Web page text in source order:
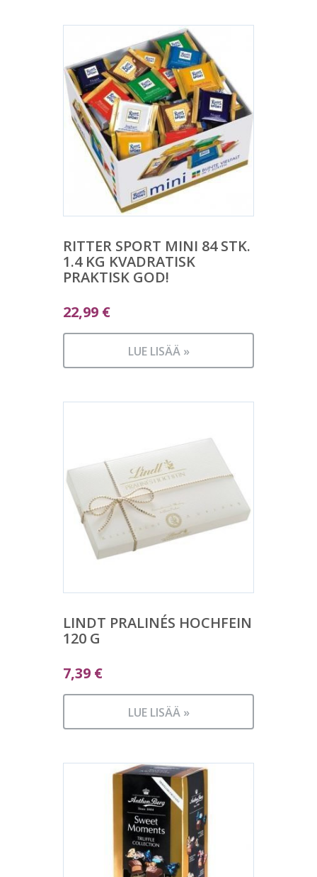
RITTER SPORT MINI 84 STK.
1.4 KG KVADRATISK
PRAKTISK GOD!
22,99 €
LUE LISÄÄ »
LINDT PRALINÉS HOCHFEIN
120 G
7,39 €
LUE LISÄÄ »